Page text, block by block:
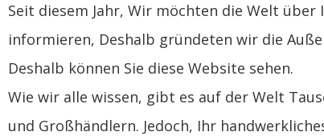
Seit diesem Jahr, Wir möchten die Welt über
informieren, Deshalb gründeten wir die
Deshalb können Sie diese Website sehen.
Wie wir alle wissen, gibt es auf der Welt
und Großhändlern. Jedoch, Ihr